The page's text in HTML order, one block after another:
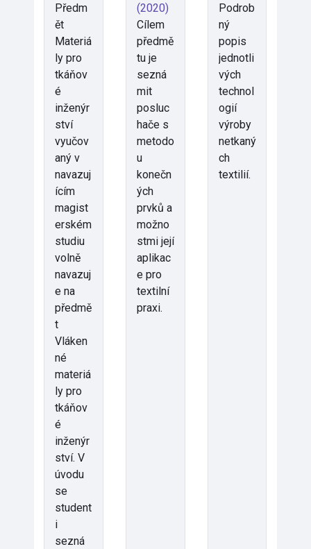
Předm
ět
Materiá
ly pro
tkáňov
é
inženýr
ství
vyučov
aný v
navazuj
ícím
magist
erském
studiu
volně
navazuj
e na
předmě
t
Vláken
né
materiá
ly pro
tkáňov
é
inženýr
ství. V
úvodu
se
student
i
sezná
(2020)
Cílem
předmě
tu je
sezná
mit
posluc
hače s
metodo
u
konečn
ých
prvků a
možno
stmi její
aplikac
e pro
textilní
praxi.
Podrob
ný
popis
jednotli
vých
technol
ogií
výroby
netkaný
ch
textilií.